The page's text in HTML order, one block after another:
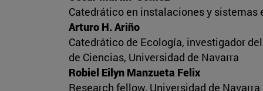
Catedrático en instalaciones y
Arturo H. Ariño
Catedrático de Ecología, investigador
de Ciencias, Universidad de Navarra
Robiel Eilyn Manzueta Felix
Research fellow, Universidad de Navarra